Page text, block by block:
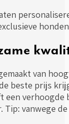
van
beste prijs
een
vanwege